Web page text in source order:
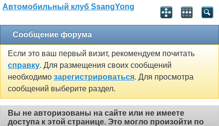
Автомобильный клуб SsangYong
Сообщение форума
Если это ваш первый визит, рекомендуем почитать
справку. Для размещения своих сообщений
необходимо зарегистрироваться. Для просмотра
сообщений выберите раздел.
Вы не авторизованы на сайте или не имеете
доступа к этой странице. Это могло произойти по